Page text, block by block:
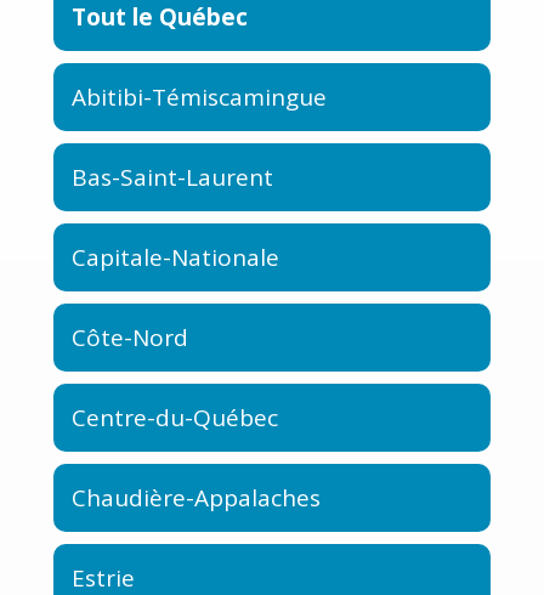
Tout le Québec
Abitibi-Témiscamingue
Bas-Saint-Laurent
Capitale-Nationale
Côte-Nord
Centre-du-Québec
Chaudière-Appalaches
Estrie